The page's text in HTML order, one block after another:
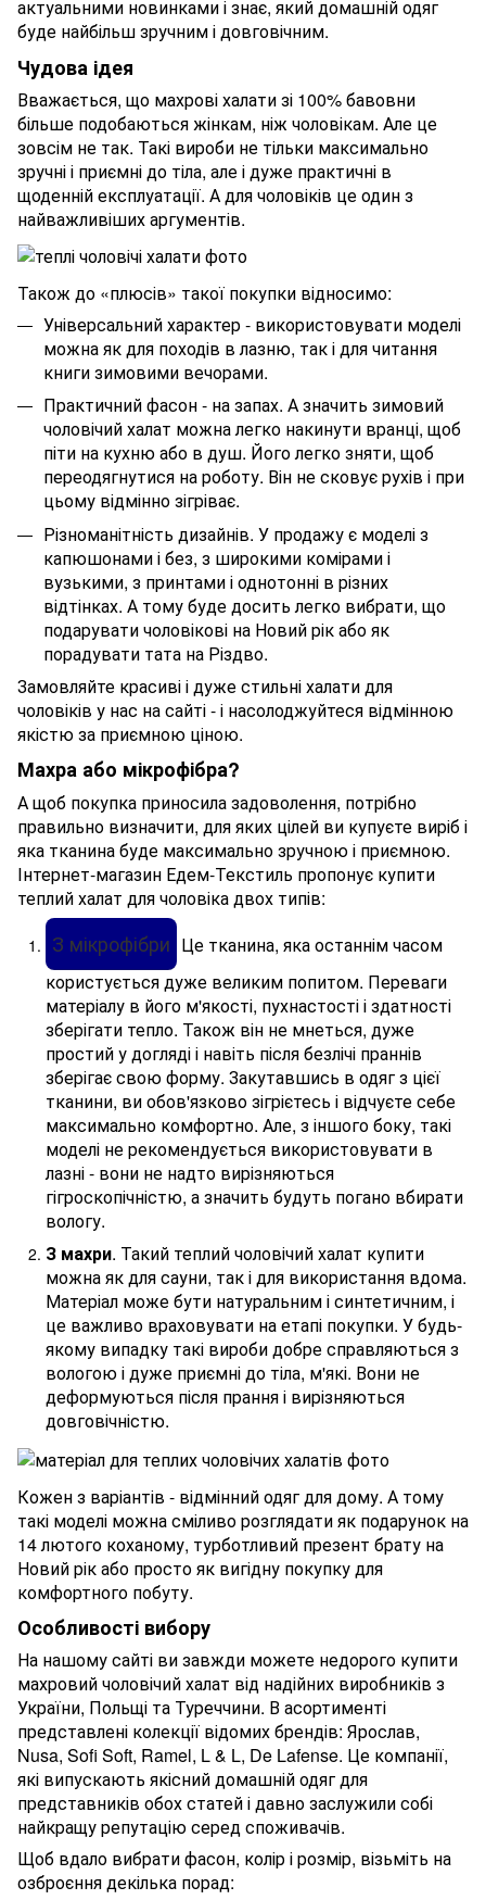
актуальними новинками і знає, який домашній одяг
буде найбільш зручним і довговічним.
Чудова ідея
Вважається, що махрові халати зі 100% бавовни
більше подобаються жінкам, ніж чоловікам. Але це
зовсім не так. Такі вироби не тільки максимально
зручні і приємні до тіла, але і дуже практичні в
щоденній експлуатації. А для чоловіків це один з
найважливіших аргументів.
Також до «плюсів» такої покупки відносимо:
Універсальний характер - використовувати моделі
можна як для походів в лазню, так і для читання
книги зимовими вечорами.
Практичний фасон - на запах. А значить зимовий
чоловічий халат можна легко накинути вранці, щоб
піти на кухню або в душ. Його легко зняти, щоб
переодягнутися на роботу. Він не сковує рухів і при
цьому відмінно зігріває.
Різноманітність дизайнів. У продажу є моделі з
капюшонами і без, з широкими комірами і
вузькими, з принтами і однотонні в різних
відтінках. А тому буде досить легко вибрати, що
подарувати чоловікові на Новий рік або як
порадувати тата на Різдво.
Замовляйте красиві і дуже стильні халати для
чоловіків у нас на сайті - і насолоджуйтеся відмінною
якістю за приємною ціною.
Махра або мікрофібра?
А щоб покупка приносила задоволення, потрібно
правильно визначити, для яких цілей ви купуєте виріб і
яка тканина буде максимально зручною і приємною.
Інтернет-магазин Едем-Текстиль пропонує купити
теплий халат для чоловіка двох типів:
З мікрофібри Це тканина, яка останнім часом
користується дуже великим попитом. Переваги
матеріалу в його м'якості, пухнастості і здатності
зберігати тепло. Також він не мнеться, дуже
простий у догляді і навіть після безлічі праннів
зберігає свою форму. Закутавшись в одяг з цієї
тканини, ви обов'язково зігрієтесь і відчуєте себе
максимально комфортно. Але, з іншого боку, такі
моделі не рекомендується використовувати в
лазні - вони не надто вирізняються
гігроскопічністю, а значить будуть погано вбирати
вологу.
З махри. Такий теплий чоловічий халат купити
можна як для сауни, так і для використання вдома.
Матеріал може бути натуральним і синтетичним, і
це важливо враховувати на етапі покупки. У будь-
якому випадку такі вироби добре справляються з
вологою і дуже приємні до тіла, м'які. Вони не
деформуються після прання і вирізняються
довговічністю.
Кожен з варіантів - відмінний одяг для дому. А тому
такі моделі можна сміливо розглядати як подарунок на
14 лютого коханому, турботливий презент брату на
Новий рік або просто як вигідну покупку для
комфортного побуту.
Особливості вибору
На нашому сайті ви завжди можете недорого купити
махровий чоловічий халат від надійних виробників з
України, Польщі та Туреччини. В асортименті
представлені колекції відомих брендів: Ярослав,
Nusa, Sofi Soft, Ramel, L & L, De Lafense. Це компанії,
які випускають якісний домашній одяг для
представників обох статей і давно заслужили собі
найкращу репутацію серед споживачів.
Щоб вдало вибрати фасон, колір і розмір, візьміть на
озброєння декілька порад: